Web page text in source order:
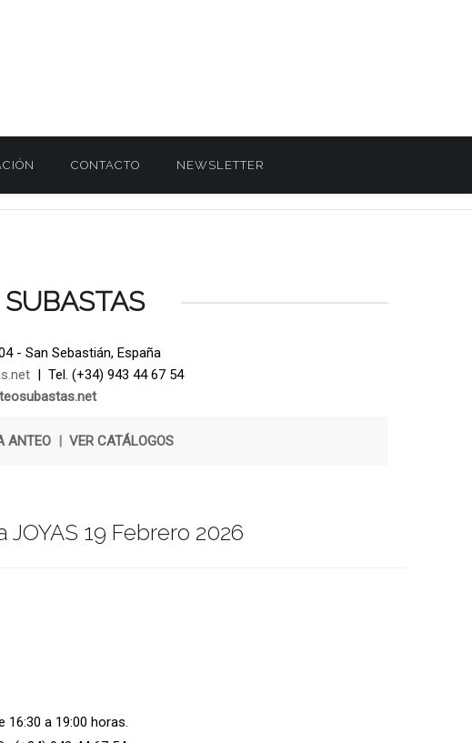
CONTACTO
NEWSLETTER
- San Sebastián, España
| Tel. (+34) 943 44 67 54
ANTEO| VER CATÁLOGOS
JOYAS 19 Febrero 2026
16:30 a 19:00 horas.